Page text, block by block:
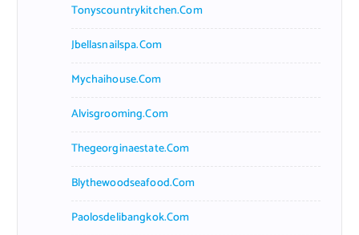
Tonyscountrykitchen.com
Jbellasnailspa.com
Mychaihouse.com
Alvisgrooming.com
Thegeorginaestate.com
Blythewoodseafood.com
Paolosdelibangkok.com